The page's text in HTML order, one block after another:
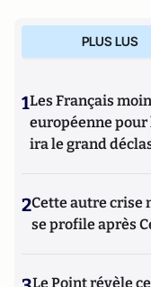
PLUS LUS
1Les Français
européenne pour
ira le grand
2Cette autre crise
se profile après
Le Point révèle